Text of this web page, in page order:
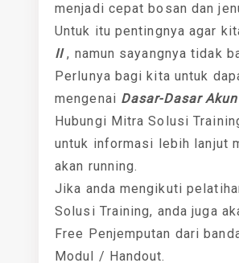
menjadi cepat bosan dan
Untuk itu pentingnya agar
II, namun sayangnya tidak
Perlunya bagi kita untuk
mengenai Dasar-Dasar
Hubungi Mitra Solusi
untuk informasi lebih lanjut
akan running.
Jika anda mengikuti
Solusi Training, anda juga
Free Penjemputan dari
Modul / Handout.